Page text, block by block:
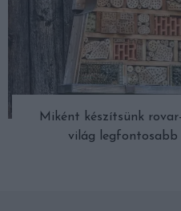
Miként készítsünk
világ legfontosabb